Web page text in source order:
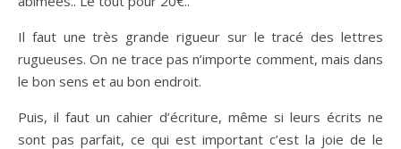
Il faut une très grande rigueur sur le tracé des lettres
rugueuses. On ne trace pas n’importe comment, mais dans
le bon sens et au bon endroit.
Puis, il faut un cahier d’écriture, même si leurs écrits ne
sont pas parfait, ce qui est important c’est la joie de le